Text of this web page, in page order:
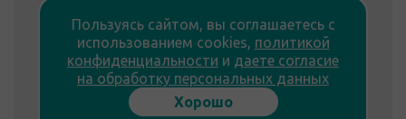
Комплектация подарка может отличаться от изображения.
Информация на сайте не является публичной офертой.
Сведения о продавце:
ООО «Фабрика подарков», лицензия №78РПА0009672 от
23.05.2023
Пользуясь сайтом, вы соглашаетесь с
использованием cookies, политикой
конфиденциальности и даете согласие
на обработку персональных данных
Хорошо